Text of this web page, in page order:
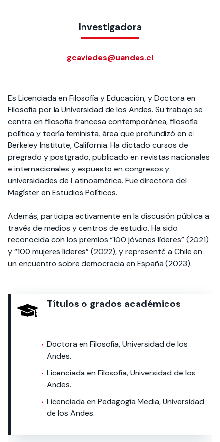
Especialidades y
Extensión Cultural
Te puede interesar: Filantropía y Donaciones
Servicios y apoyos
Explora el campus
Noticias
Investigadora
gcaviedes@uandes.cl
Es Licenciada en Filosofía y Educación, y Doctora en
Filosofía por la Universidad de los Andes. Su trabajo se
centra en filosofía francesa contemporánea, filosofía
política y teoría feminista, área que profundizó en el
Berkeley Institute, California. Ha dictado cursos de
pregrado y postgrado, publicado en revistas nacionales
e internacionales y expuesto en congresos y
universidades de Latinoamérica. Fue directora del
Magíster en Estudios Políticos.
Además, participa activamente en la discusión pública a
través de medios y centros de estudio. Ha sido
reconocida con los premios “100 jóvenes líderes” (2021)
y “100 mujeres líderes” (2022), y representó a Chile en
un encuentro sobre democracia en España (2023).
Títulos o grados académicos
Doctora en Filosofía, Universidad de los
Andes.
Licenciada en Filosofía, Universidad de los
Andes.
Licenciada en Pedagogía Media, Universidad
de los Andes.